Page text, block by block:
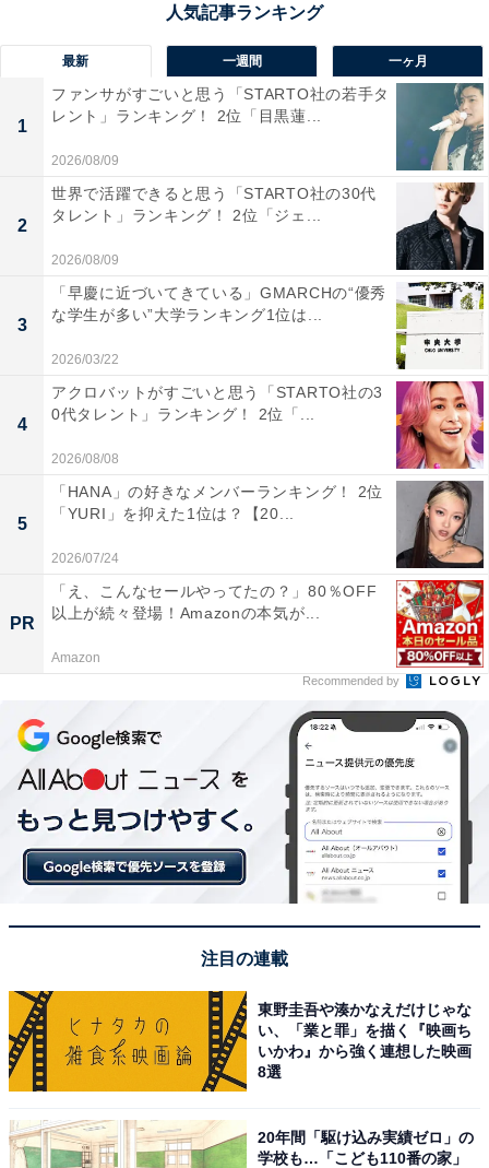
1位：開成高等学校（東京都）
1位は、東京都の開成高等学校。東京大学合格者数の多
さをはじめ、全国トップレベルの名門校として知られて
います。中学受験の「男子御三家」と言われる開成・麻
布・武蔵、「女子御三家」の桜蔭・女子学院・雙葉（ふ
たば）の6校の中で唯一、高校入試を実施。中学校から
の内部進学生約300人と高校入試による入学生約100人
は、高校2年生で混合クラスに編成されます。2024年度
入試では、東京大学合格者数149人で私立高校トップに
君臨しています。
回答者からは、「名実ともにすごい」（20代男性／東京
都）、「日本のトップレベルの進学校」（50代男性／沖
縄県）、「早慶より上位の大学に行くなら開成など御三
家等だから。東大入学が1番多いから」（50代男性／東
京都）、「実力が見合うのであれば、自主性を育てられ
る環境でもある開成が望ましいと思ったから（40代女性
／神奈川県）などのコメントが寄せられました。
※回答者のコメントは原文ママです
この記事の筆者：福島 ゆき プロフィール
アニメや漫画のレビュー、エンタメトピックスなどを中
心に、オールジャンルで執筆中のライター。時々、店舗
取材などのリポート記事も担当。All AboutおよびAll
About ニュースでのライター歴は5年。
12位までの全ランキング結果を見
る！
最新 一週間 一ヶ月
1
ファンサがすごいと思う「STARTO社の若手タ
レント」ランキング！ 2位「目黒蓮...
2026/08/09
2
世界で活躍できると思う「STARTO社の30代
タレント」ランキング！ 2位「ジェ...
2026/08/09
3
「早慶に近づいてきている」GMARCHの“優秀
な学生が多い”大学ランキング1位は...
2026/03/22
4
アクロバットがすごいと思う「STARTO社の3
0代タレント」ランキング！ 2位「...
2026/08/08
5
「HANA」の好きなメンバーランキング！ 2位
「YURI」を抑えた1位は？【20...
2026/07/24
PR
「え、こんなセールやってたの？」80％OFF
以上が続々登場！Amazonの本気が...
Amazon
Recommended by
注目の連載
東野圭吾や湊かなえだけじゃな
い、「業と罪」を描く『映画ち
いかわ』から強く連想した映画
8選
20年間「駆け込み実績ゼロ」の
学校も…「こども110番の家」